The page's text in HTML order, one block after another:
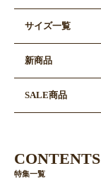
サイズ一覧
新商品
SALE商品
CONTENTS
特集一覧